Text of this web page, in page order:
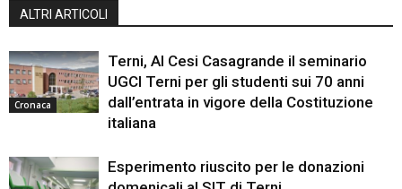
ALTRI ARTICOLI
Cronaca
Terni, Al Cesi Casagrande il seminario
UGCI Terni per gli studenti sui 70 anni
dall’entrata in vigore della Costituzione
italiana
Esperimento riuscito per le donazioni